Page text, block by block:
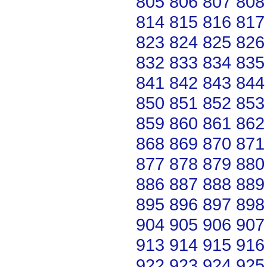
814 815 816 817
823 824 825 826
832 833 834 835
841 842 843 844
850 851 852 853
859 860 861 862
868 869 870 871
877 878 879 880
886 887 888 889
895 896 897 898
904 905 906 907
913 914 915 916